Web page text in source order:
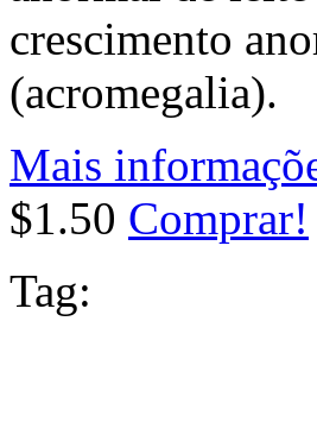
crescimento
(acromegalia).
Mais
$1.50 Comprar!
Tag: